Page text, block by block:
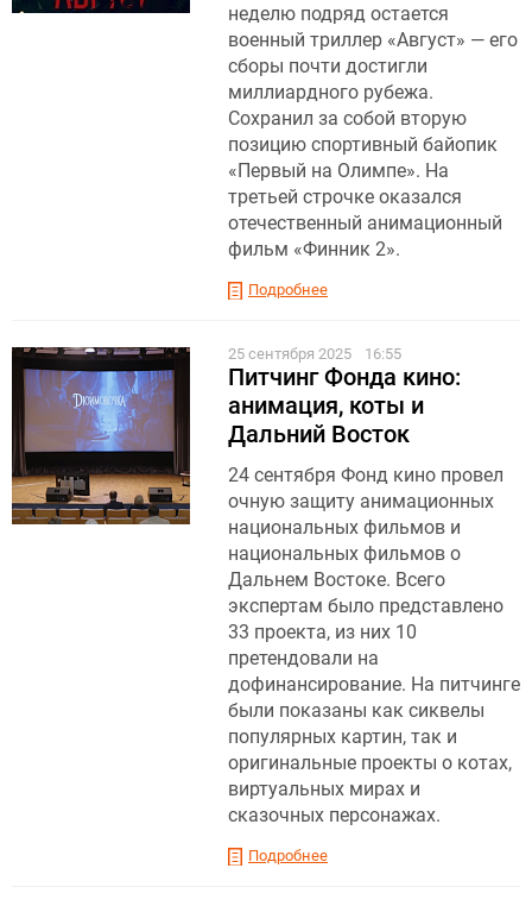
неделю подряд остается
военный триллер «Август» — его
сборы почти достигли
миллиардного рубежа.
Сохранил за собой вторую
позицию спортивный байопик
«Первый на Олимпе». На
третьей строчке оказался
отечественный анимационный
фильм «Финник 2».
Подробнее
25 сентября 2025 16:55
Питчинг Фонда кино:
анимация, коты и
Дальний Восток
24 сентября Фонд кино провел
очную защиту анимационных
национальных фильмов и
национальных фильмов о
Дальнем Востоке. Всего
экспертам было представлено
33 проекта, из них 10
претендовали на
дофинансирование. На питчинге
были показаны как сиквелы
популярных картин, так и
оригинальные проекты о котах,
виртуальных мирах и
сказочных персонажах.
Подробнее